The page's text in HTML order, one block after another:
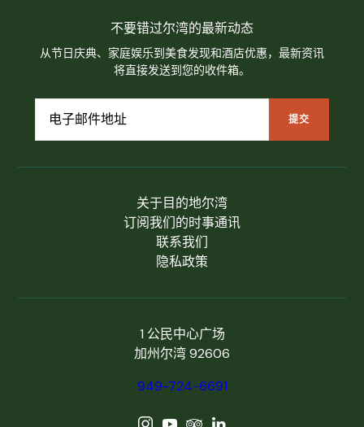
关于目的地尔湾
订阅我们的时事通讯
联系我们
隐私政策
1 公民中心广场
加州尔湾 92606
949-724-6691
不要错过尔湾的最新动态
从节日庆典、家庭娱乐到美食发现和酒店优惠，最新资讯
将直接发送到您的收件箱。